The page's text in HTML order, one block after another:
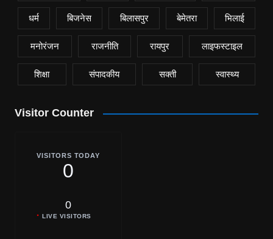
धर्म बिजनेस बिलासपुर बेमेतरा भिलाई
मनोरंजन राजनीति रायपुर लाइफस्टाइल
शिक्षा संपादकीय सक्ती स्वास्थ्य
Visitor Counter
VISITORS TODAY
0
0
LIVE VISITORS